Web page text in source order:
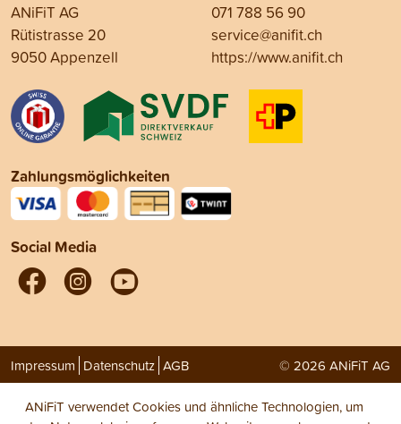
ANiFiT AG
Rütistrasse 20
9050 Appenzell
071 788 56 90
service@anifit.ch
https://www.anifit.ch
Zahlungsmöglichkeiten
Social Media
Impressum Datenschutz AGB © 2026 ANiFiT AG
ANiFiT verwendet Cookies und ähnliche Technologien, um